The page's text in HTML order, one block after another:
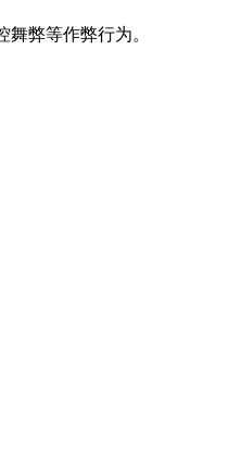
弊等作弊行为。